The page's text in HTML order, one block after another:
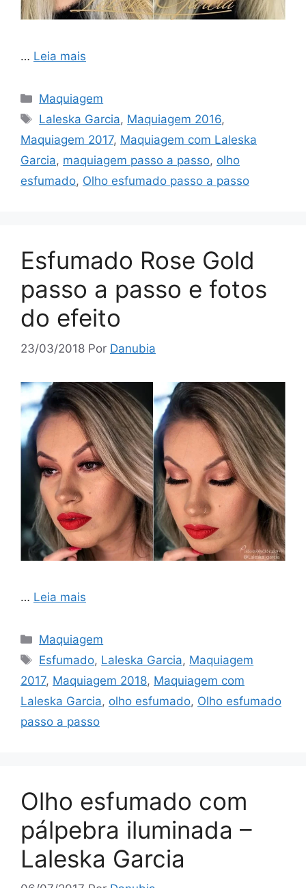
… Leia mais
Categorias
Maquiagem
Tags
Laleska Garcia, Maquiagem 2016,
Maquiagem 2017, Maquiagem com Laleska
Garcia, maquiagem passo a passo, olho
esfumado, Olho esfumado passo a passo
Esfumado Rose Gold
passo a passo e fotos
do efeito
23/03/2018 Por Danubia
… Leia mais
Categorias
Maquiagem
Tags
Esfumado, Laleska Garcia, Maquiagem
2017, Maquiagem 2018, Maquiagem com
Laleska Garcia, olho esfumado, Olho esfumado
passo a passo
Olho esfumado com
pálpebra iluminada –
Laleska Garcia